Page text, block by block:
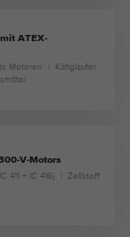
ATEX-
Motoren
Käfigläufer
V-Motors
411 + IC 416)
Zellstoff